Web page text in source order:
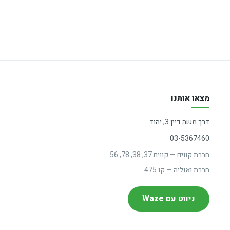
מצאו אותנו
דרך משה דיין 3, יהוד
03-5367460
חברת קווים — קווים 37, 38, 78, 56
חברת ואוליה — קו 475
ניווט עם Waze